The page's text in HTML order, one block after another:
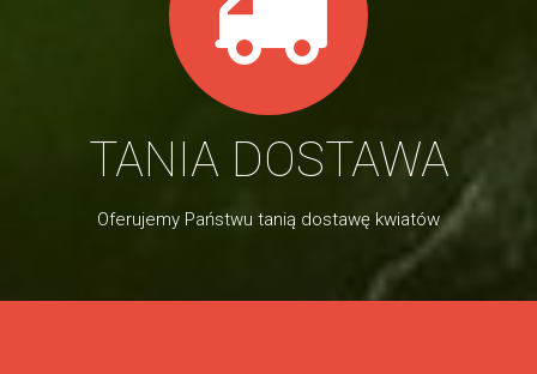
TANIA DOSTAWA
Oferujemy Państwu tanią dostawę kwiatów